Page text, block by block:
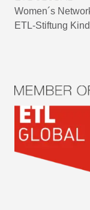
Women´s
ETL-Stiftung